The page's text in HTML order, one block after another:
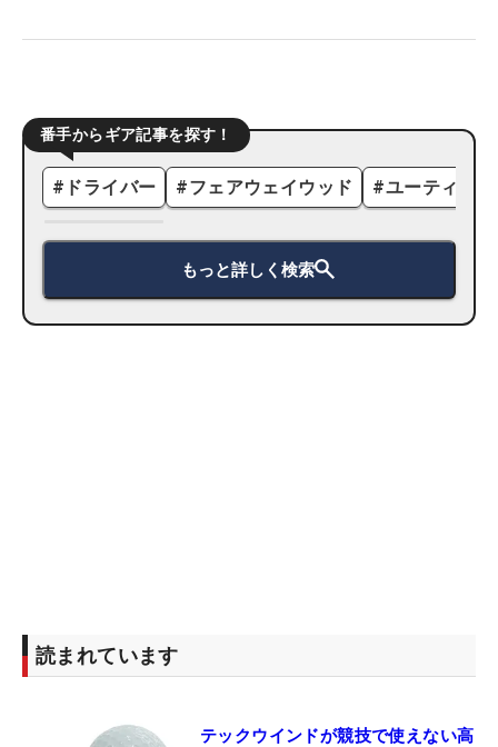
番手からギア記事を探す！
# ドライバー #フェアウェイウッド #ユーティリ
もっと詳しく検索
読まれています
テックウインドが競技で使えない高